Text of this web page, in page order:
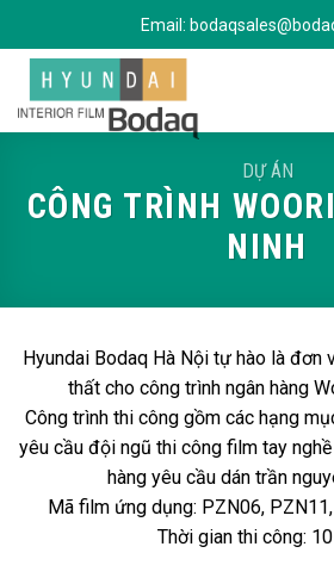
qua
dung
Email:
DỰ ÁN
CÔNG TRÌNH
NINH
Hyundai Bodaq Hà Nội tự hào là đơn
thất cho công trình ngân hàng
Công trình thi công gồm các hạng
yêu cầu đội ngũ thi công film tay
hàng yêu cầu dán trần
Mã film ứng dụng: PZN06,
Thời gian thi công: